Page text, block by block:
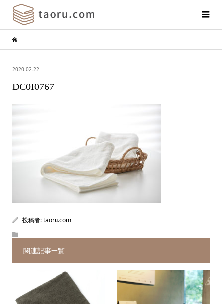
2020.02.22
DC0I0767
投稿者:taoru.com
関連記事一覧